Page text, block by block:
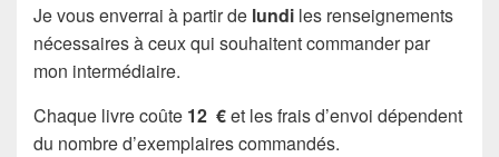
Je vous enverrai à partir de lundi les renseignements
nécessaires à ceux qui souhaitent commander par
mon intermédiaire.
Chaque livre coûte 12 €et les frais d’envoi dépendent
du nombre d’exemplaires commandés.